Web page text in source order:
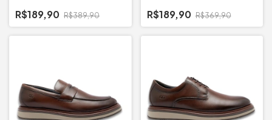
R$189,90 R$389,90 R$189,90 R$369,90